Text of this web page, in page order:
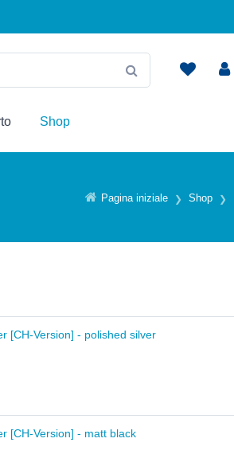
Shop
Pagina iniziale Shop
[CH-Version] - polished silver
[CH-Version] - matt black